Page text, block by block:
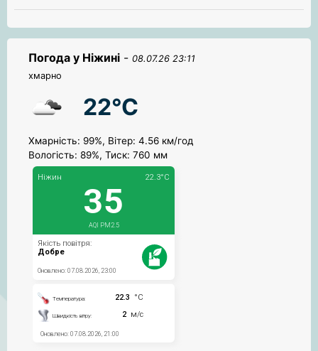
Погода у Ніжині - 08.07.26 23:11
хмарно
22°C
Хмарність: 99%, Вітер: 4.56 км/год
Вологість: 89%, Тиск: 760 мм